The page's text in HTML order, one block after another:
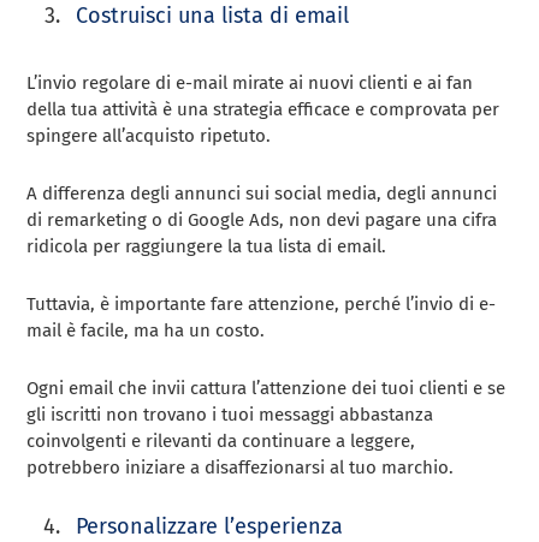
Costruisci una lista di email
L’invio regolare di e-mail mirate ai nuovi clienti e ai fan
della tua attività è una strategia efficace e comprovata per
spingere all’acquisto ripetuto.
A differenza degli annunci sui social media, degli annunci
di remarketing o di Google Ads, non devi pagare una cifra
ridicola per raggiungere la tua lista di email.
Tuttavia, è importante fare attenzione, perché l’invio di e-
mail è facile, ma ha un costo.
Ogni email che invii cattura l’attenzione dei tuoi clienti e se
gli iscritti non trovano i tuoi messaggi abbastanza
coinvolgenti e rilevanti da continuare a leggere,
potrebbero iniziare a disaffezionarsi al tuo marchio.
Personalizzare l’esperienza